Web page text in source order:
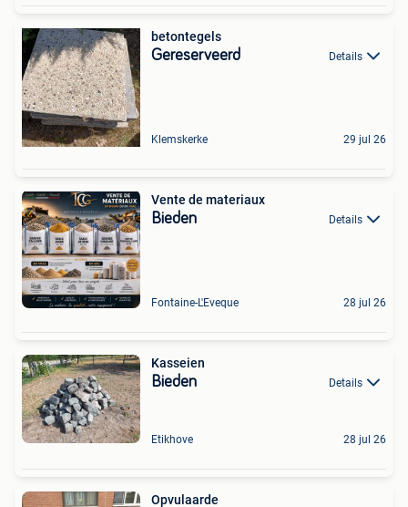
betontegels
Gereserveerd Details
Klemskerke 29 jul 26
Vente de materiaux
Bieden Details
Fontaine-L'Eveque 28 jul 26
Kasseien
Bieden Details
Etikhove 28 jul 26
Opvulaarde